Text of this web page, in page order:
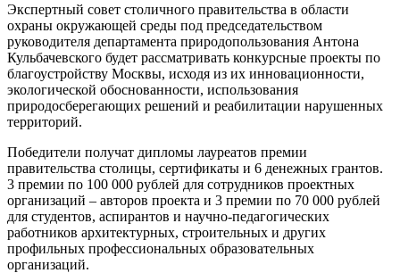
Экспертный совет столичного правительства в области
охраны окружающей среды под председательством
руководителя департамента природопользования Антона
Кульбачевского будет рассматривать конкурсные проекты по
благоустройству Москвы, исходя из их инновационности,
экологической обоснованности, использования
природосберегающих решений и реабилитации нарушенных
территорий.
Победители получат дипломы лауреатов премии
правительства столицы, сертификаты и 6 денежных грантов.
3 премии по 100 000 рублей для сотрудников проектных
организаций – авторов проекта и 3 премии по 70 000 рублей
для студентов, аспирантов и научно-педагогических
работников архитектурных, строительных и других
профильных профессиональных образовательных
организаций.